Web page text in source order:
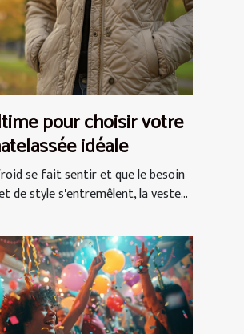
pour choisir votre
idéale
se fait sentir et que le besoin
de style s'entremêlent, la veste...